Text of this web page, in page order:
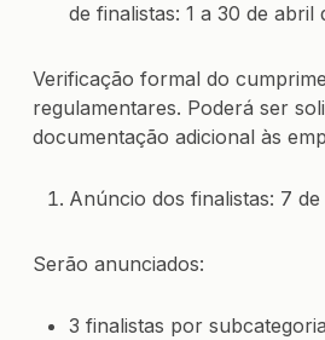
de finalistas: 1 a 30 de abril
Verificação formal do
regulamentares. Poderá ser
documentação adicional às
Anúncio dos finalistas: 7 de
Serão anunciados:
3 finalistas por